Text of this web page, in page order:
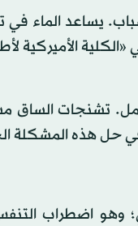
يساعد الماء في
تشنجات الساق
حل هذه المشكلة
وهو اضطراب